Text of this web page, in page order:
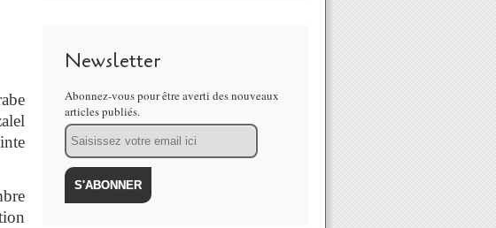
Newsletter
Abonnez-vous pour être averti des nouveaux
articles publiés.
Email